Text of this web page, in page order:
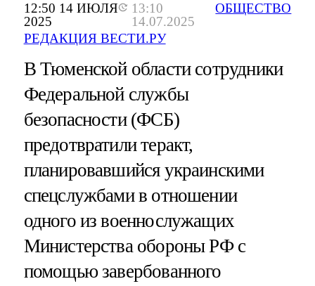
12:50 14 ИЮЛЯ
2025
13:10
14.07.2025
РЕДАКЦИЯ ВЕСТИ.РУ
ОБЩЕСТВО
В Тюменской области сотрудники
Федеральной службы
безопасности (ФСБ)
предотвратили теракт,
планировавшийся украинскими
спецслужбами в отношении
одного из военнослужащих
Министерства обороны РФ с
помощью завербованного